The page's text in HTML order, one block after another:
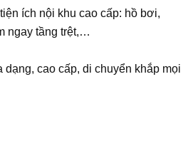
ích nội khu cao cấp: hồ bơi,
ngay tầng trệt,…
dạng, cao cấp, di chuyển khắp mọi